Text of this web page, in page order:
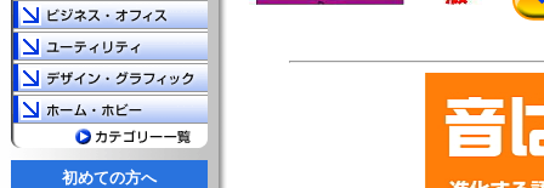
初めての方へ